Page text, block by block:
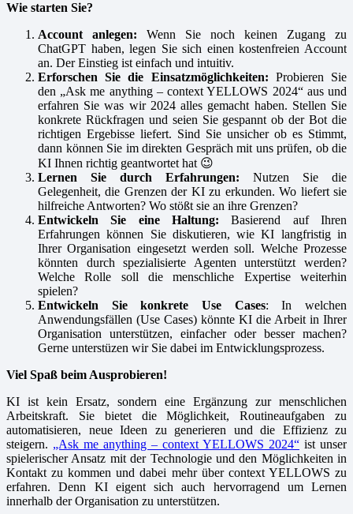
Wie starten Sie?
Account anlegen: Wenn Sie noch keinen Zugang zu
ChatGPT haben, legen Sie sich einen kostenfreien Account
an. Der Einstieg ist einfach und intuitiv.
Erforschen Sie die Einsatzmöglichkeiten: Probieren Sie
den „Ask me anything – context YELLOWS 2024“ aus und
erfahren Sie was wir 2024 alles gemacht haben. Stellen Sie
konkrete Rückfragen und seien Sie gespannt ob der Bot die
richtigen Ergebisse liefert. Sind Sie unsicher ob es Stimmt,
dann können Sie im direkten Gespräch mit uns prüfen, ob die
KI Ihnen richtig geantwortet hat 😉
Lernen Sie durch Erfahrungen: Nutzen Sie die
Gelegenheit, die Grenzen der KI zu erkunden. Wo liefert sie
hilfreiche Antworten? Wo stößt sie an ihre Grenzen?
Entwickeln Sie eine Haltung: Basierend auf Ihren
Erfahrungen können Sie diskutieren, wie KI langfristig in
Ihrer Organisation eingesetzt werden soll. Welche Prozesse
könnten durch spezialisierte Agenten unterstützt werden?
Welche Rolle soll die menschliche Expertise weiterhin
spielen?
Entwickeln Sie konkrete Use Cases: In welchen
Anwendungsfällen (Use Cases) könnte KI die Arbeit in Ihrer
Organisation unterstützen, einfacher oder besser machen?
Gerne unterstüzen wir Sie dabei im Entwicklungsprozess.
Viel Spaß beim Ausprobieren!
KI ist kein Ersatz, sondern eine Ergänzung zur menschlichen
Arbeitskraft. Sie bietet die Möglichkeit, Routineaufgaben zu
automatisieren, neue Ideen zu generieren und die Effizienz zu
steigern. „Ask me anything – context YELLOWS 2024“ ist unser
spielerischer Ansatz mit der Technologie und den Möglichkeiten in
Kontakt zu kommen und dabei mehr über context YELLOWS zu
erfahren. Denn KI eigent sich auch hervorragend um Lernen
innerhalb der Organisation zu unterstützen.